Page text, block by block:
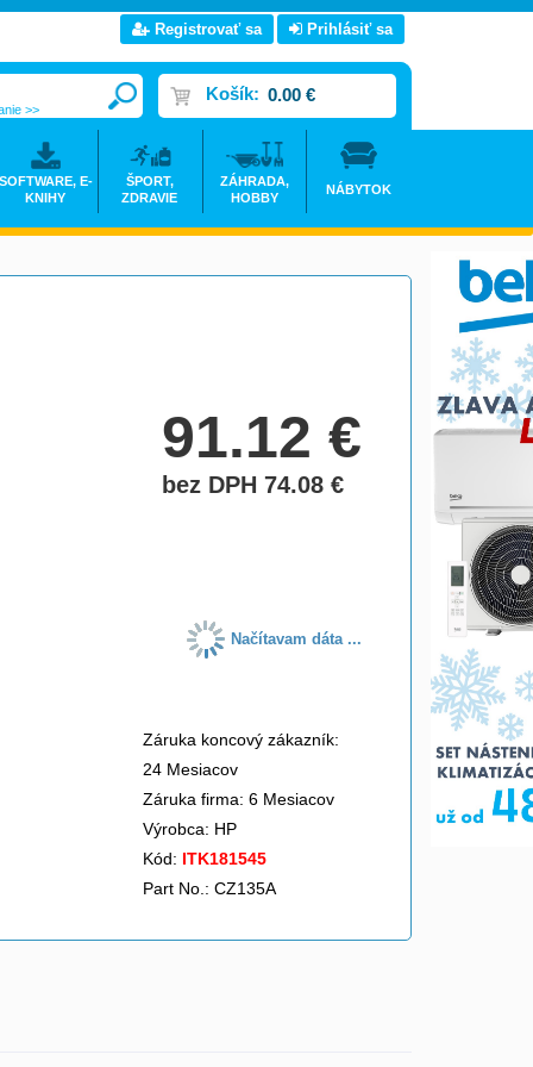
91.12€
bez DPH 74.08€
Načítavam dáta ...
Záruka koncový zákazník:
24 Mesiacov
Záruka firma: 6 Mesiacov
Výrobca: HP
Kód: ITK181545
Part No.: CZ135A
Registrovať sa Prihlásiť sa
Košík: 0.00 €
>>
SOFTWARE, E-
KNIHY
ŠPORT,
ZDRAVIE
ZÁHRADA,
HOBBY
NÁBYTOK